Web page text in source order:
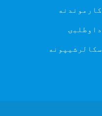
کارموندنه
داوطلبۍ
سکالرشیپونه